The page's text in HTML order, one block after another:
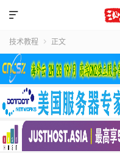

技术教程  正文